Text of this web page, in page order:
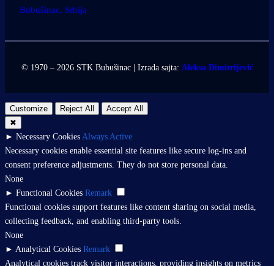
Bubušinac, Srbija
© 1970 – 2026 STK Bubušinac | Izrada sajta: Aleksa Dimitrijević
Customize Reject All
Accept All
✖
► Necessary CookiesAlways Active
Necessary cookies enable essential site features like secure log-ins and
consent preference adjustments. They do not store personal data.
None
► Functional Cookies Remark
Functional cookies support features like content sharing on social media,
collecting feedback, and enabling third-party tools.
None
► Analytical Cookies Remark
Analytical cookies track visitor interactions, providing insights on metrics